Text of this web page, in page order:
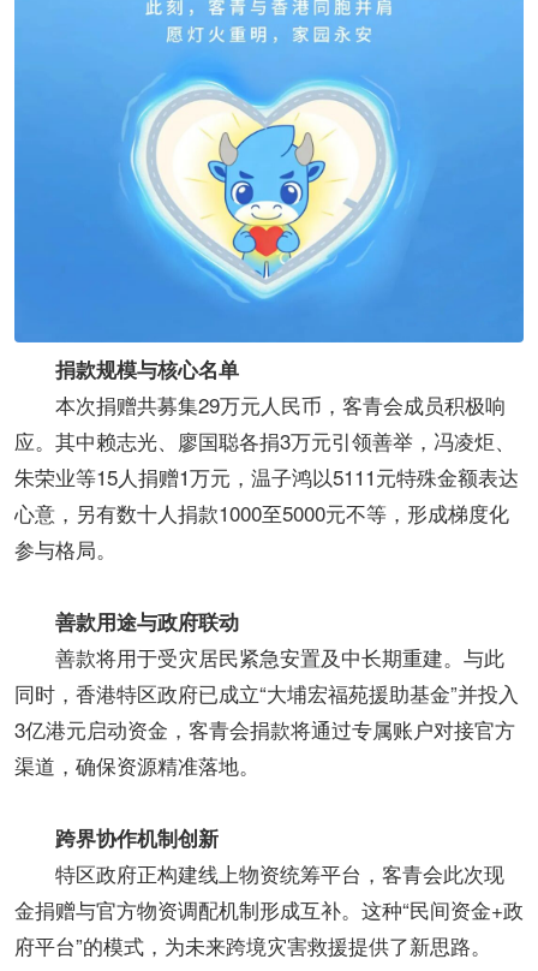
捐款规模与核心名单​
本次捐赠共募集29万元人民币，客青会成员积极响
应。其中赖志光、廖国聪各捐3万元引领善举，冯凌炬、
朱荣业等15人捐赠1万元，温子鸿以5111元特殊金额表达
心意，另有数十人捐款1000至5000元不等，形成梯度化
参与格局。
善款用途与政府联动​
善款将用于受灾居民紧急安置及中长期重建。与此
同时，香港特区政府已成立“大埔宏福苑援助基金”并投入
3亿港元启动资金，客青会捐款将通过专属账户对接官方
渠道，确保资源精准落地。
跨界协作机制创新​
特区政府正构建线上物资统筹平台，客青会此次现
金捐赠与官方物资调配机制形成互补。这种“民间资金+政
府平台”的模式，为未来跨境灾害救援提供了新思路。